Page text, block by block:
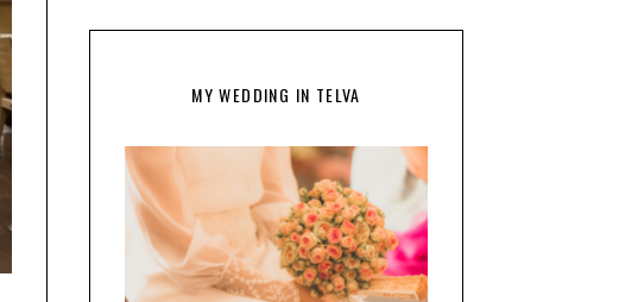
MY WEDDING IN TELVA